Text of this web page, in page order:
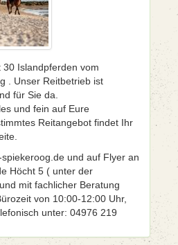
Islandpferden vom
. Unser Reitbetrieb ist
für Sie da.
und fein auf Eure
Reitangebot findet Ihr
und auf Flyer an
Höcht 5 ( unter der
mit fachlicher Beratung
von 10:00-12:00 Uhr,
unter: 04976 219